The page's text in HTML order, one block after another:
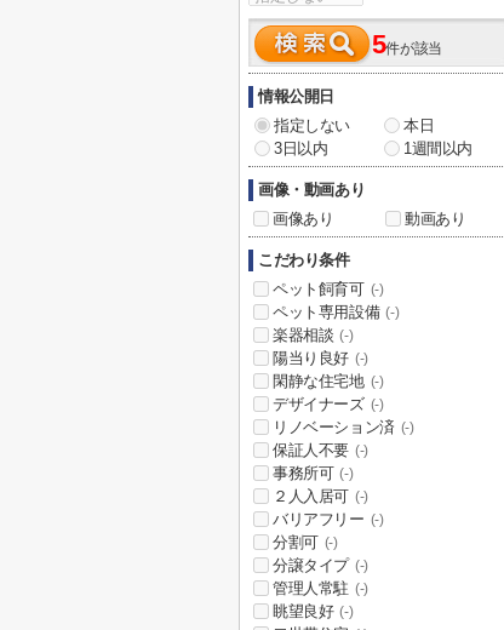
5件が該当
情報公開日
指定しない
本日
3日以内
1週間以内
画像・動画あり
画像あり
動画あり
こだわり条件
ペット飼育可 (-)
ペット専用設備 (-)
楽器相談 (-)
陽当り良好 (-)
閑静な住宅地 (-)
デザイナーズ (-)
リノベーション済 (-)
保証人不要 (-)
事務所可 (-)
２人入居可 (-)
バリアフリー (-)
分割可 (-)
分譲タイプ (-)
管理人常駐 (-)
眺望良好 (-)